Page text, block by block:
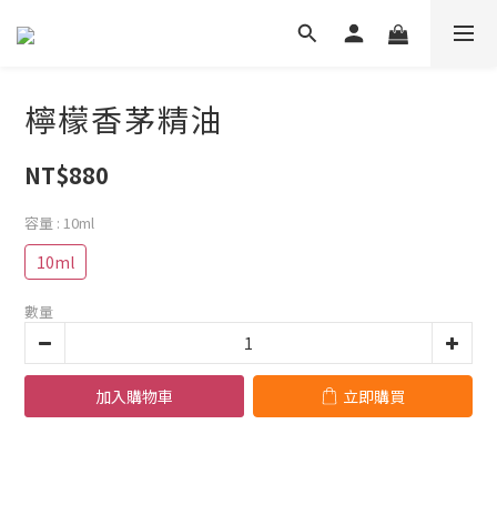
檸檬香茅精油
NT$880
容量 : 10ml
10ml
數量
加入購物車 立即購買